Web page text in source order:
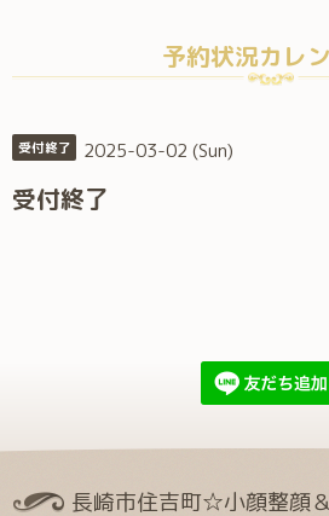
予約状況カレ
受付終了 2025-03-02 (Sun)
受付終了
長崎市住吉町☆小顔整顔